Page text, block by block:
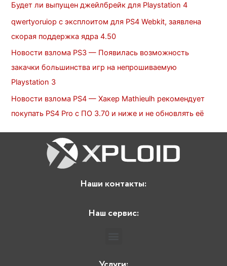
Будет ли выпущен джейлбрейк для Playstation 4
qwertyoruiop с эксплоитом для PS4 Webkit, заявлена
скорая поддержка ядра 4.50
Новости взлома PS3 — Появилась возможность
закачки большинства игр на непрошиваемую
Playstation 3
Новости взлома PS4 — Хакер Mathieulh рекомендует
покупать PS4 Pro c ПО 3.70 и ниже и не обновлять её
Наши контакты:
Наш сервис: